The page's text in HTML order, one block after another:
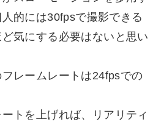
的には30fpsで撮影できる
気にする必要はないと思い
レームレートは24fpsでの
トを上げれば、リアリティ